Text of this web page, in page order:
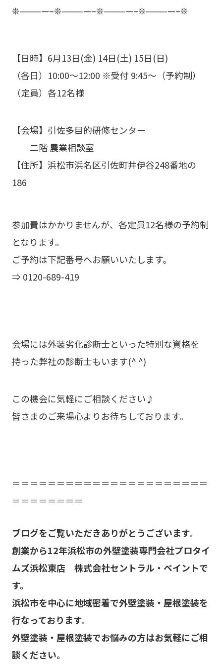
❊————–❊————–❊————–❊————–❊
【日時】6月13日(金) 14日(土) 15日(日)
（各日）10:00〜12:00 ※受付 9:45〜（予約制）
（定員）各12名様
【会場】引佐多目的研修センター
二階 農業相談室
【住所】浜松市浜名区引佐町井伊谷248番地の
186
参加費はかかりませんが、各定員12名様の予約制
となります。
ご予約は下記番号へお願いいたします。
⇒ 0120-689-419
会場には外装劣化診断士といった特別な資格を
持った弊社の診断士もいます(^ ^)
この機会に気軽にご相談ください♪
皆さまのご来場心よりお待ちしております。
＝＝＝＝＝＝＝＝＝＝＝＝＝＝＝＝＝＝＝＝＝＝
＝＝＝＝＝＝＝＝
ブログをご覧いただきありがとうございます。
創業から12年浜松市の外壁塗装専門会社プロタイ
ムズ浜松東店 株式会社セントラル・ペイントで
す。
浜松市を中心に地域密着で外壁塗装・屋根塗装を
行なっております。
外壁塗装・屋根塗装でお悩みの方はお気軽にご相
談ください。